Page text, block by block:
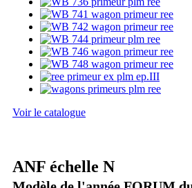
Voir le catalogue
ANF échelle N